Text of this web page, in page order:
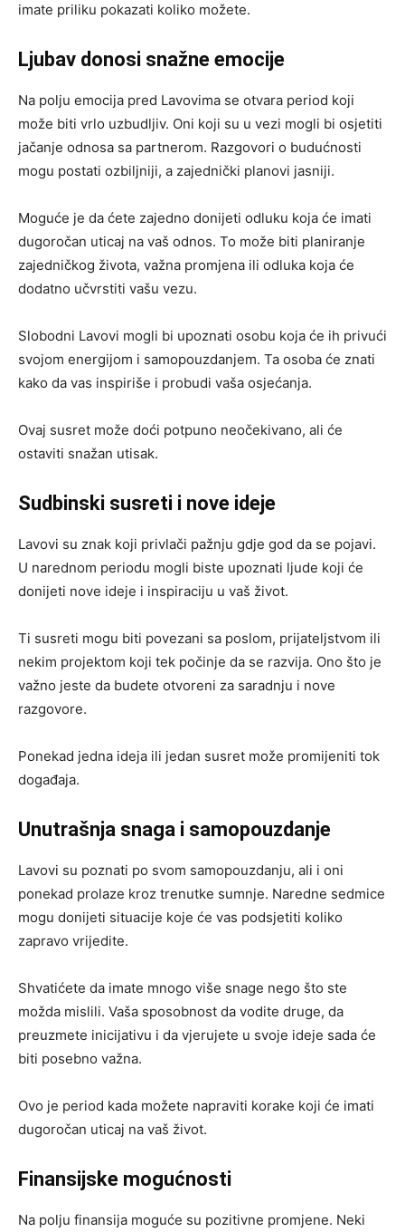
imate priliku pokazati koliko možete.
Ljubav donosi snažne emocije
Na polju emocija pred Lavovima se otvara period koji
može biti vrlo uzbudljiv. Oni koji su u vezi mogli bi osjetiti
jačanje odnosa sa partnerom. Razgovori o budućnosti
mogu postati ozbiljniji, a zajednički planovi jasniji.
Moguće je da ćete zajedno donijeti odluku koja će imati
dugoročan uticaj na vaš odnos. To može biti planiranje
zajedničkog života, važna promjena ili odluka koja će
dodatno učvrstiti vašu vezu.
Slobodni Lavovi mogli bi upoznati osobu koja će ih privući
svojom energijom i samopouzdanjem. Ta osoba će znati
kako da vas inspiriše i probudi vaša osjećanja.
Ovaj susret može doći potpuno neočekivano, ali će
ostaviti snažan utisak.
Sudbinski susreti i nove ideje
Lavovi su znak koji privlači pažnju gdje god da se pojavi.
U narednom periodu mogli biste upoznati ljude koji će
donijeti nove ideje i inspiraciju u vaš život.
Ti susreti mogu biti povezani sa poslom, prijateljstvom ili
nekim projektom koji tek počinje da se razvija. Ono što je
važno jeste da budete otvoreni za saradnju i nove
razgovore.
Ponekad jedna ideja ili jedan susret može promijeniti tok
događaja.
Unutrašnja snaga i samopouzdanje
Lavovi su poznati po svom samopouzdanju, ali i oni
ponekad prolaze kroz trenutke sumnje. Naredne sedmice
mogu donijeti situacije koje će vas podsjetiti koliko
zapravo vrijedite.
Shvatićete da imate mnogo više snage nego što ste
možda mislili. Vaša sposobnost da vodite druge, da
preuzmete inicijativu i da vjerujete u svoje ideje sada će
biti posebno važna.
Ovo je period kada možete napraviti korake koji će imati
dugoročan uticaj na vaš život.
Finansijske mogućnosti
Na polju finansija moguće su pozitivne promjene. Neki